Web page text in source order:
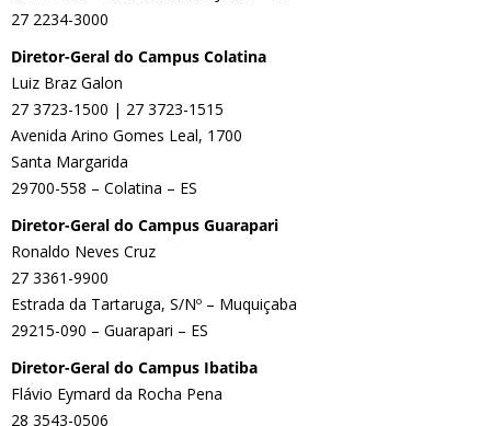
27 2234-3000
Diretor-Geral do Campus Colatina
Luiz Braz Galon
27 3723-1500 | 27 3723-1515
Avenida Arino Gomes Leal, 1700
Santa Margarida
29700-558 – Colatina – ES
Diretor-Geral do Campus Guarapari
Ronaldo Neves Cruz
27 3361-9900
Estrada da Tartaruga, S/Nº – Muquiçaba
29215-090 – Guarapari – ES
Diretor-Geral do Campus Ibatiba
Flávio Eymard da Rocha Pena
28 3543-0506